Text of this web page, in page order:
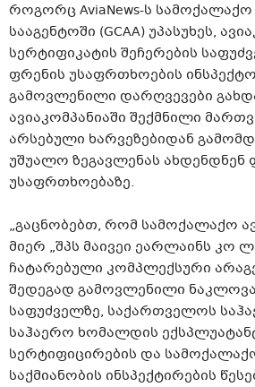
როგორც AviaNews-ს სამოქალაქო
სააგენტოში (GCAA) უპასუხეს,
სერტიფიკატის შეჩერების
ფრენის უსაფრთხოების
გამოვლენილი დარღვევები
ავიაკომპანიაში შექმნილი
არსებული ხარვეზებიდან
უშუალო ზეგავლენას ახდენდნენ
უსაფრთხოებაზე.
„გაცნობებთ, რომ სამოქალაქო
მიერ „შპს მაივეი ეარლაინს კო
ჩატარებული კომპლექსური
შედეგად გამოვლენილი
საფუძველზე, საქართველოს
საჰაერო ხომალდის
სერტიფიცირების და
საქმიანობის ინსპექტირების